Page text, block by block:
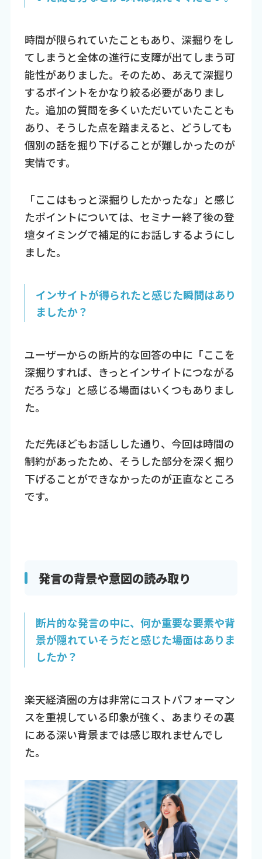
時間が限られていたこともあり、深掘りをし
てしまうと全体の進行に支障が出てしまう可
能性がありました。そのため、あえて深掘り
するポイントをかなり絞る必要がありまし
た。追加の質問を多くいただいていたことも
あり、そうした点を踏まえると、どうしても
個別の話を掘り下げることが難しかったのが
実情です。
「ここはもっと深掘りしたかったな」と感じ
たポイントについては、セミナー終了後の登
壇タイミングで補足的にお話しするようにし
ました。
インサイトが得られたと感じた瞬間はあり
ましたか？
ユーザーからの断片的な回答の中に「ここを
深掘りすれば、きっとインサイトにつながる
だろうな」と感じる場面はいくつもありまし
た。
ただ先ほどもお話しした通り、今回は時間の
制約があったため、そうした部分を深く掘り
下げることができなかったのが正直なところ
です。
発言の背景や意図の読み取り
断片的な発言の中に、何か重要な要素や背
景が隠れていそうだと感じた場面はありま
したか？
楽天経済圏の方は非常にコストパフォーマン
スを重視している印象が強く、あまりその裏
にある深い背景までは感じ取れませんでし
た。